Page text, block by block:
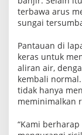
terbawa arus
sungai
Pantauan di
keras untuk
aliran air,
kembali
tidak hanya
meminimalkan
“Kami